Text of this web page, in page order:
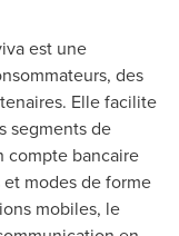
est une
des
Elle facilite
segments de
compte bancaire
modes de forme
mobiles, le